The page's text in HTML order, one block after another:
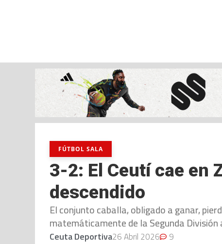
FÚTBOL SALA
3-2: El Ceutí cae en
descendido
El conjunto caballa, obligado a ganar,
matemáticamente de la Segunda
Ceuta Deportiva26 Abril 2026 9